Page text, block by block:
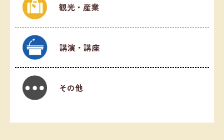
観光・産業
講演・講座
その他